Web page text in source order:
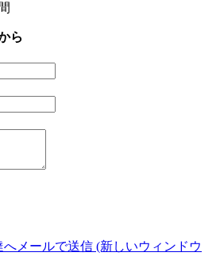
ら
メールで送信 (新しいウィンドウ